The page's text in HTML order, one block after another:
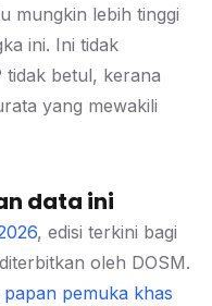
mungkin lebih tinggi
ini. Ini tidak
tidak betul, kerana
yang mewakili
data ini
, edisi terkini bagi
oleh DOSM.
papan pemuka khas